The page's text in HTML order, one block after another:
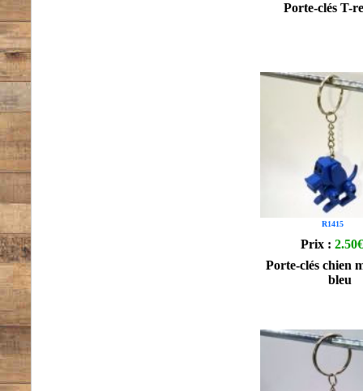
Porte-clés T-
R1415
Prix : 2.50€
Porte-clés chien
bleu